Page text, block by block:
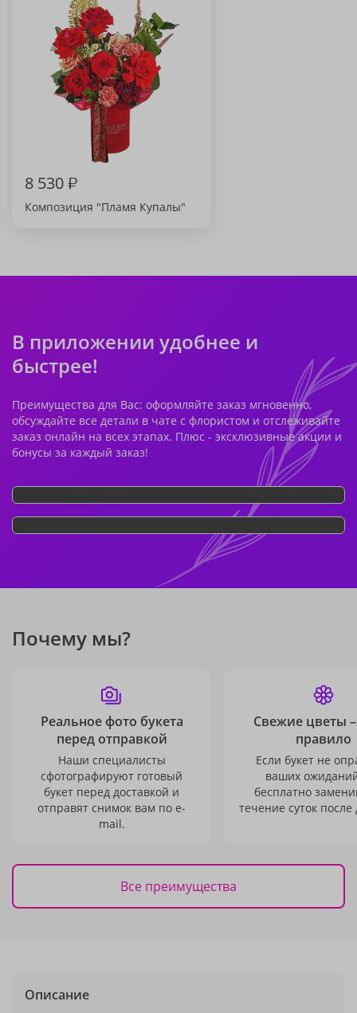
8 530₽
Композиция "Пламя Купалы"
В приложении удобнее и
быстрее!
Преимущества для Вас: оформляйте заказ мгновенно,
обсуждайте все детали в чате с флористом и отслеживайте
заказ онлайн на всех этапах. Плюс - эксклюзивные акции и
бонусы за каждый заказ!
Почему мы?
Реальное фото букета
перед отправкой
Наши специалисты
сфотографируют готовый
букет перед доставкой и
отправят снимок вам по e-
mail.
Свежие цветы
правило
Если букет не
ваших
бесплатно
течение суток после
Все преимущества
Описание